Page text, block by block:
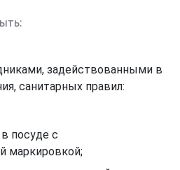
задействованными в
санитарных правил:
посуде с
маркировкой;